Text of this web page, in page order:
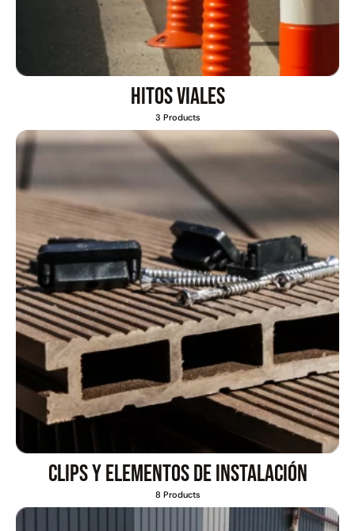
Hitos viales
3 Products
Clips y elementos de instalación
8 Products